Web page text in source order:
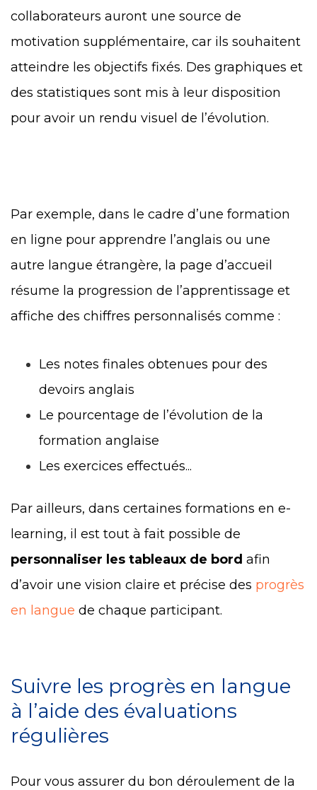
collaborateurs auront une source de
motivation supplémentaire, car ils souhaitent
atteindre les objectifs fixés. Des graphiques et
des statistiques sont mis à leur disposition
pour avoir un rendu visuel de l’évolution.
Par exemple, dans le cadre d’une formation
en ligne pour apprendre l’anglais ou une
autre langue étrangère, la page d’accueil
résume la progression de l’apprentissage et
affiche des chiffres personnalisés comme :
Les notes finales obtenues pour des
devoirs anglais
Le pourcentage de l’évolution de la
formation anglaise
Les exercices effectués...
Par ailleurs, dans certaines formations en e-
learning, il est tout à fait possible de
personnaliser les tableaux de bord afin
d’avoir une vision claire et précise des progrès
en langue de chaque participant.
Suivre les progrès en langue
à l’aide des évaluations
régulières
Pour vous assurer du bon déroulement de la